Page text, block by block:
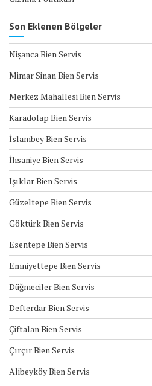
Son Eklenen Bölgeler
Nişanca Bien Servis
Mimar Sinan Bien Servis
Merkez Mahallesi Bien Servis
Karadolap Bien Servis
İslambey Bien Servis
İhsaniye Bien Servis
Işıklar Bien Servis
Güzeltepe Bien Servis
Göktürk Bien Servis
Esentepe Bien Servis
Emniyettepe Bien Servis
Düğmeciler Bien Servis
Defterdar Bien Servis
Çiftalan Bien Servis
Çırçır Bien Servis
Alibeyköy Bien Servis